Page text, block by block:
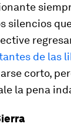
silencios
de las
corto,
la pena